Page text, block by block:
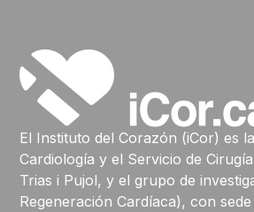
El Instituto del Corazón (iCor) es
Cardiología y el Servicio de
Trias i Pujol, y el grupo de
Regeneración Cardíaca), con